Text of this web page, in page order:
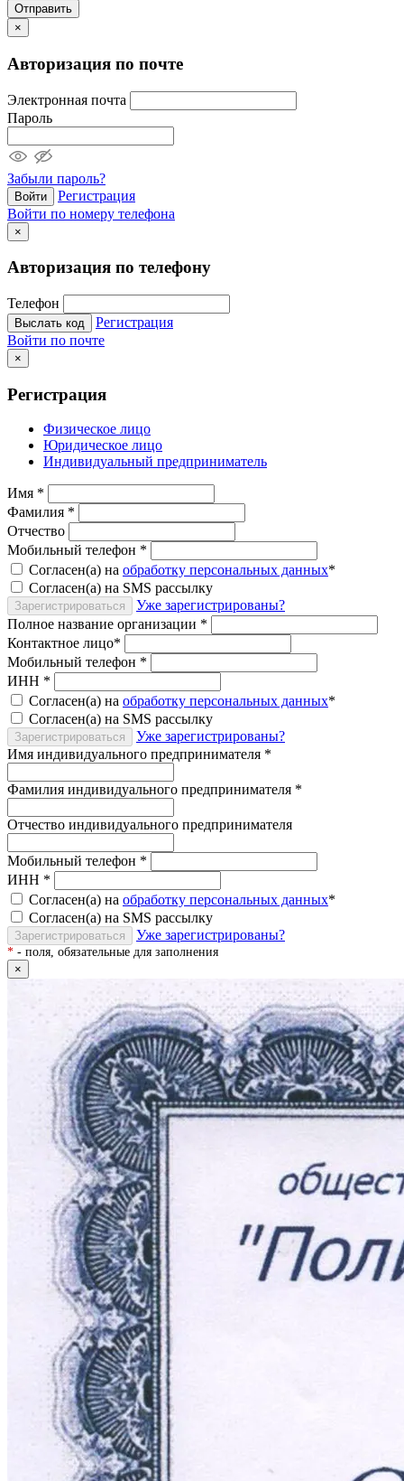
Отправить
×
Авторизация по почте
Электронная почта
Пароль
Забыли пароль?
Войти
Регистрация
Войти по номеру телефона
×
Авторизация по телефону
Телефон
Выслать код
Регистрация
Войти по почте
×
Регистрация
Физическое лицо
Юридическое лицо
Индивидуальный предприниматель
Имя *
Фамилия *
Отчество
Мобильный телефон *
Согласен(а) на обработку персональных данных*
Согласен(а) на SMS рассылку
Зарегистрироваться
Уже зарегистрированы?
Полное название организации *
Контактное лицо*
Мобильный телефон *
ИНН *
Согласен(а) на обработку персональных данных*
Согласен(а) на SMS рассылку
Зарегистрироваться
Уже зарегистрированы?
Имя индивидуального предпринимателя *
Фамилия индивидуального предпринимателя *
Отчество индивидуального предпринимателя
Мобильный телефон *
ИНН *
Согласен(а) на обработку персональных данных*
Согласен(а) на SMS рассылку
Зарегистрироваться Уже зарегистрированы?
* - поля, обязательные для заполнения
×